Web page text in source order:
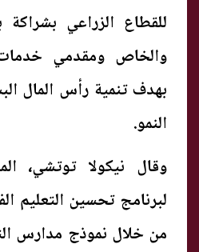
للقطاع الزراعي بشراكة
والخاص ومقدمي خدمات
بهدف تنمية رأس المال
النمو.
وقال نيكولا توتشي،
لبرنامج تحسين التعليم
من خلال نموذج مدارس